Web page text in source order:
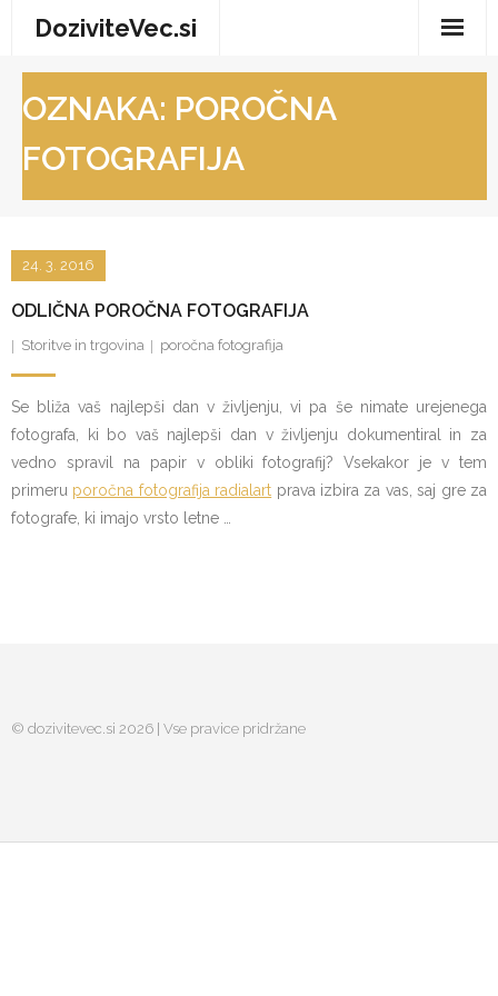
DoziviteVec.si
Zdravje in dobro počutje
OZNAKA: POROČNA
FOTOGRAFIJA
ODLIČNA POROČNA FOTOGRAFIJA
24. 3. 2016
Storitve in trgovina poročna fotografija
Se bliža vaš najlepši dan v življenju, vi pa še nimate urejenega
fotografa, ki bo vaš najlepši dan v življenju dokumentiral in za
vedno spravil na papir v obliki fotografij? Vsekakor je v tem
primeru poročna fotografija radialart prava izbira za vas, saj gre za
fotografe, ki imajo vrsto letne …
© dozivitevec.si 2026 | Vse pravice pridržane